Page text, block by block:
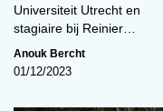
Universiteit Utrecht en
stagiaire bij Reinier…
Anouk Bercht
01/12/2023